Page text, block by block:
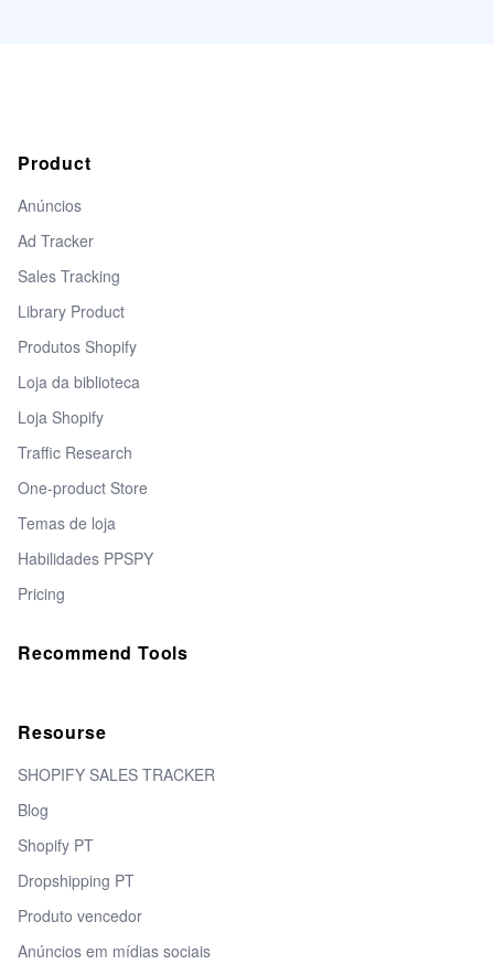
Product
Anúncios
Ad Tracker
Sales Tracking
Library Product
Produtos Shopify
Loja da biblioteca
Loja Shopify
Traffic Research
One-product Store
Temas de loja
Habilidades PPSPY
Pricing
Recommend Tools
Resourse
SHOPIFY SALES TRACKER
Blog
Shopify PT
Dropshipping PT
Produto vencedor
Anúncios em mídias sociais